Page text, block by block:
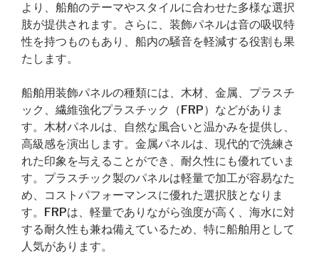
より、船舶のテーマやスタイルに合わせた多様な選択
肢が提供されます。さらに、装飾パネルは音の吸収特
性を持つものもあり、船内の騒音を軽減する役割も果
たします。
船舶用装飾パネルの種類には、木材、金属、プラスチ
ック、繊維強化プラスチック（FRP）などがありま
す。木材パネルは、自然な風合いと温かみを提供し、
高級感を演出します。金属パネルは、現代的で洗練さ
れた印象を与えることができ、耐久性にも優れていま
す。プラスチック製のパネルは軽量で加工が容易なた
め、コストパフォーマンスに優れた選択肢となりま
す。FRPは、軽量でありながら強度が高く、海水に対
する耐久性も兼ね備えているため、特に船舶用として
人気があります。